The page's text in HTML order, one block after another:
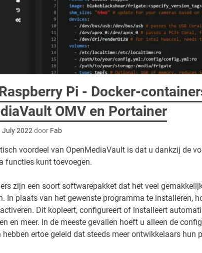
Pi - Docker-
OMV en Portainer
July 2022door Fab
voordeel van OpenMediaVault is dat u dankzij de
functies kunt toevoegen.
zijn een soort softwarepakket dat het veel
In plaats van het gewenste programma te installeren,
Dit kopieert, configureert of installeert
en meer. In de meeste gevallen hoeft u alleen de
hebben ertoe geleid dat steeds meer ontwikkelaars hun